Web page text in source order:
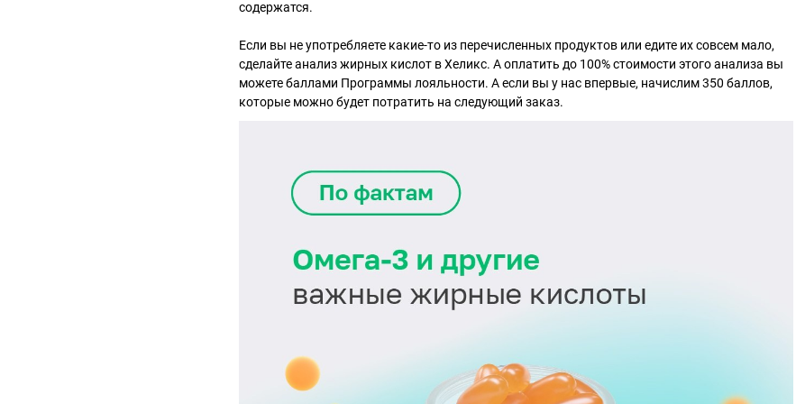
содержатся.
Если вы не употребляете какие-то из перечисленных продуктов или едите их совсем мало,
сделайте анализ жирных кислот в Хеликс. А оплатить до 100% стоимости этого анализа вы
можете баллами Программы лояльности. А если вы у нас впервые, начислим 350 баллов,
которые можно будет потратить на следующий заказ.